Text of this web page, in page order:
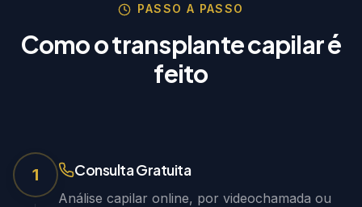
PASSO A PASSO
Como o transplante capilar é
feito
1 Consulta Gratuita
Análise capilar online, por videochamada ou